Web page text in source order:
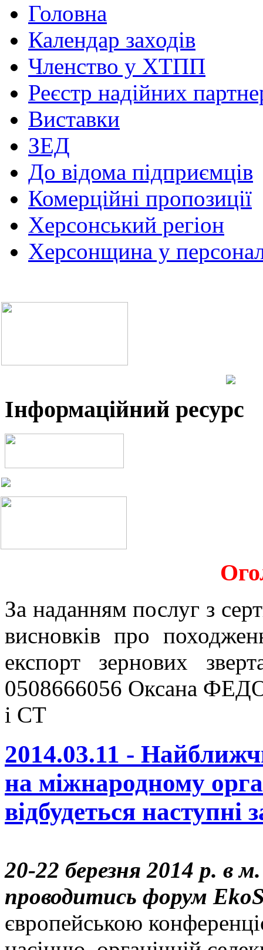
Головна
Календар заходів
Членство у ХТПП
Реєстр надійних
Виставки
ЗЕД
До відома підприємців
Комерційні пропозиції
Херсонський регіон
Херсонщина у
Інформаційний ресурс
За наданням послуг з
висновків про
експорт зернових
0508666056 Оксана
і СТ
2014.03.11 -
на міжнародному
відбудеться наступні
20-22 березня 2014 р. в
проводитись форум
європейською